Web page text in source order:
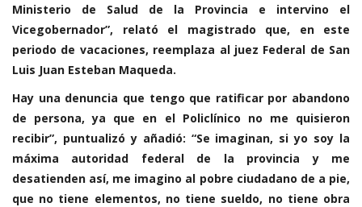
Ministerio de Salud de la Provincia e intervino el
Vicegobernador”, relató el magistrado que, en este
periodo de vacaciones, reemplaza al juez Federal de San
Luis Juan Esteban Maqueda.
Hay una denuncia que tengo que ratificar por abandono
de persona, ya que en el Policlínico no me quisieron
recibir”, puntualizó y añadió: “Se imaginan, si yo soy la
máxima autoridad federal de la provincia y me
desatienden así, me imagino al pobre ciudadano de a pie,
que no tiene elementos, no tiene sueldo, no tiene obra